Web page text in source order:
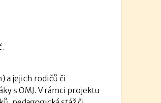
a jejich rodičů či
s OMJ. V rámci projektu